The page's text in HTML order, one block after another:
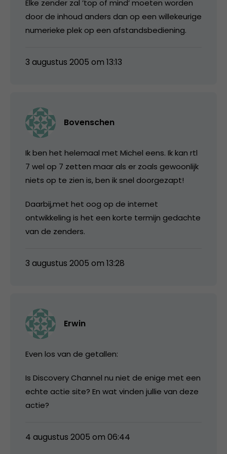
Elke zender zal ’top of mind’ moeten worden
door de inhoud anders dan op een willekeurige
numerieke plek op een afstandsbediening.
3 augustus 2005 om 13:13
Bovenschen
Ik ben het helemaal met Michel eens. Ik kan rtl
7 wel op 7 zetten maar als er zoals gewoonlijk
niets op te zien is, ben ik snel doorgezapt!
Daarbij,met het oog op de internet
ontwikkeling is het een korte termijn gedachte
van de zenders.
3 augustus 2005 om 13:28
Erwin
Even los van de getallen:
Is Discovery Channel nu niet de enige met een
echte actie site? En wat vinden jullie van deze
actie?
4 augustus 2005 om 06:44